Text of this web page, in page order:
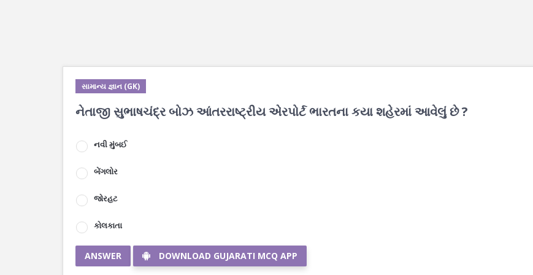
સામાન્ય જ્ઞાન (GK)
નેતાજી સુભાષચંદ્ર બોઝ આંતરરાષ્ટ્રીય એરપોર્ટ ભારતના કયા શહેરમાં આવેલું છે ?
નવી મુંબઈ
બેંગલોર
જોરહટ
કોલકાતા
ANSWER DOWNLOAD GUJARATI MCQ APP